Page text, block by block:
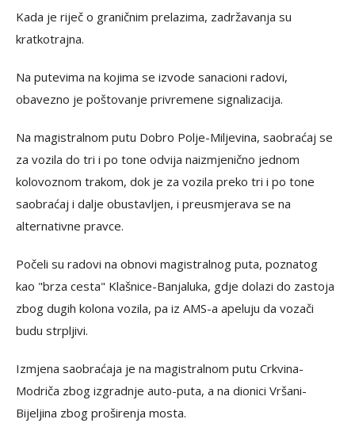
Kada je riječ o graničnim prelazima, zadržavanja su
kratkotrajna.
Na putevima na kojima se izvode sanacioni radovi,
obavezno je poštovanje privremene signalizacija.
Na magistralnom putu Dobro Polje-Miljevina, saobraćaj se
za vozila do tri i po tone odvija naizmjenično jednom
kolovoznom trakom, dok je za vozila preko tri i po tone
saobraćaj i dalje obustavljen, i preusmjerava se na
alternativne pravce.
Počeli su radovi na obnovi magistralnog puta, poznatog
kao "brza cesta" Klašnice-Banjaluka, gdje dolazi do zastoja
zbog dugih kolona vozila, pa iz AMS-a apeluju da vozači
budu strpljivi.
Izmjena saobraćaja je na magistralnom putu Crkvina-
Modriča zbog izgradnje auto-puta, a na dionici Vršani-
Bijeljina zbog proširenja mosta.